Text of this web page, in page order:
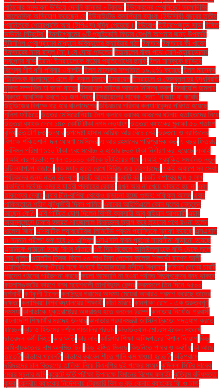
পাঠানোর সম্ভাবনা উড়িয়ে দেননি কানাডা - ট্রুডো ইউক্রেনের প্রেসিডেন্ট ভলোদিমির
জেলেনস্কি অভিযোগ করেছেন যে ইউনাইটেড কমার্শিয়াল ব্যাংক (ইউসিবি) বছরের তৃতীয়
প্রান্তিকে শেয়ারপ্রতি আয় (ইপিএস) বৃদ্ধি পেয়েছে। ইউরোপ ইউরোপজুড়ে সাড়া ইঙ্গিত
ডাউনিং স্ট্রিটের" ইনস্টাগ্রামের ৬টি প্রাইভেসি ফিচার যেগুলি আপনার জন্য উপকারী
ইন্টার্নশিপ প্রোগ্রামের মাধ্যমে ভবিষ্যতের ক্যারিয়ার গঠন ইফতার ইফতারে কী খাবেন
ইফতারের সময় রাসুল (সা.) যে দোয়া পড়তেন ইয়ামালের বাঁকা পথে মেসি-ম্যারাডোনার
স্বপ্নের বাড়ি ইরান: ইসরায়েলকে কঠোর প্রতিশোধের হুমকি ইলন মাস্ককে ছাড়িয়ে
বিশ্বের শীর্ষ ধনী পরিবার ওয়ালটন ইলন মাস্কের সম্পত্তি ১৯.২% কমেছে ইলন মাস্কের
স্টারলিংক বাংলাদেশে এলে কী সুফল মিলবে ইসরায়েল ইসরায়েল ও হেজবুল্লাহর যুদ্ধবিরতি
চুক্তি সম্পর্কিত যা জানা যাচ্ছে ইসরায়েল মাইকে আজান নিষিদ্ধ করল ইসরায়েলি হামলায়
বৈরুতে আবাসিক ভবনে ১১ জন নিহত ইসরায়েলের সাবেক সেনা: 'গাজায় যা করেছি
উইন্ডিজের বিপক্ষে বড় হার বাংলাদেশের উড়িরচরে পরিবার কল্যাণকেন্দ্র পরিণত হয়েছে
পুলিশ ফাঁড়িতে উত্তর মেসিডোনিয়ায় নৈশ ক্লাবে ভয়াবহ আগুনের ঘটনায় হতাহতদের নিয়ে
উত্তরা ব্যাংক দেবে ১৪৫ কোটি টাকা নগদ লভ্যাংশ উত্তরা ব্যাংকের মুনাফা ৫০ শতাংশ
বৃদ্ধি উত্তীর্ণ ৮৩ উদ্ধার উপদেষ্টা হাসান আরিফ আর বেঁচে নেই উরুগুয়ে ও ব্রাজিলের
বিপক্ষে শক্তিশালী দল ঘোষণা মেসিদের এ আর রহমানের পারিশ্রমিক কত এ বছর ফিতরার
সর্বনিম্ন পরিমাণ ১১০ টাকা এবং সর্বোচ্চ ২ হাজার ৮০৫ টাকা নির্ধারণ করা হয়েছে এআই
এআই এর প্রভাব: গুগল ৩০০০০ কর্মীকে ছাঁটাইয়ের পথে এআই প্রযুক্তি সম্বলিত নতুন
দুটি ল্যাপটপ বাজারে এক ম্যাচ হাতে রেখে সিরিজ জয় টাইগারদের একই অ্যাপে সব সেবা:
পর্যটকদের জন্য নতুন উদ্যোগ একটি আন্দোলন একটি বই একটি বার্গারের দাম ৫ লাখ
একদিনে সর্বোচ্চ ওমরাহ যাত্রী প্রবাহের রেকর্ড এখন আর না খেয়ে থাকতে হয় না এবং
তারুণ্যের দ্রোহ এবার চীন-রাশিয়া থেকেও ছড়ানো হচ্ছে গুজব: শফিকুল আলম এবার
পাকিস্তানে শহীদ বুদ্ধিজীবী দিবস পালিত এবারের আইপিএলে কোন দলের নেতৃত্বে
আছেন কে?. এবি পার্টিতে যোগ দিলেন বিশিষ্ট ব্যবসায়ী আবু রাইয়ান আশয়ারী এয়ার
অ্যাম্বুলেন্সে ঢাকার হজরত শাহজালাল বিমানবন্দর ত্যাগ করে লন্ডনের পথে রওনা হলেন
খালেদা জিয়া এশিয়াটিক ল্যাবরেটরিজ লিমিটেড প্রথম প্রান্তিকে মুনাফা করেছে এসএসসি
ও সমমান পরীক্ষা শুরু হবে ১০ এপ্রিল এসএসসি ফরম পূরণের সময়সীমা বাড়ানো হয়েছে
এ্যানিকে পাঠানো হচ্ছে বিশ্ব সাঁতারে ওই দিন বিকেলে অলিউল্লাহকে বাড়ি থেকে তুলে
নেয় পুলিশ ওয়ালটন ফ্রিজ কিনে ২০ লাখ টাকা পেলেন কলেজ শিক্ষার্থী রাশেদ আলী
ওয়াশিংটনে হেলিকপ্টারের সঙ্গে সংঘর্ষে উড়োজাহাজ নদীতে বিধ্বস্ত কমিশন দেশের চারটি
প্রদেশ গঠনের পরিকল্পনা করছে কয়লা আমদানি না হওয়া পর্যন্ত বিদ্যুৎকেন্দ্র বন্ধ থাকবে
কয়লাসঙ্কটের কারণে বন্ধ মহেশখালী তাপবিদ্যুৎ কেন্দ্র করমজলে তিন দিনে ৭৫০০
দর্শনার্থী কর্ণফুলী টানেল কলসিন্দুর গ্রামের অদম্য মেয়েরা আবারও প্রমাণ করেছে তাদের
দক্ষতা কলাম্বিয়া বিশ্ববিদ্যালয়ের শিক্ষার্থী কাঁচা মরিচে কানপাকা রোগ - এক গুরুত্বপুর্ণ
সমস্যা কানাডাকে যুক্তরাষ্ট্রের অঙ্গরাজ্য হতে বললেন ট্রাম্প কানাডায় নিখোঁজ প্রবাসী
বাংলাদেশি শিক্ষার্থীর মরদেহ উদ্ধার কানাডার প্রধানমন্ত্রী জাস্টিন ট্রুডো পদত্যাগ করতে
যাচ্ছেন কান্ট ও হিউমের দর্শনে গাজালির প্রভাব কাভার্ডভ্যান-মোটরসাইকেল সংঘর্ষে
ছাত্রদল কর্মী নিহত কার ক্ষতি কার লাভ কারিগরি শিক্ষা অধিদপ্তরে বিশাল নিয়োগ কিছু
অধিনায়কত্বের নাম অনুমিত ছিল কিছু ইঙ্গিত মিলছে কিডনিতে পাথর ও করণীয় কী আছে
তাতে? কীভাবে খাবেন? কীভাবে বুঝবেন শীতে পানি কম খাওয়া হচ্ছে? কুড়িগ্রামে
দরিদ্রদের চাল বিতরণের তালিকা নিয়ে বিএনপির দুই পক্ষের সংঘর্ষ কুমিল্লা সিটির সাবেক
মেয়র সূচনার জমি কুয়েটে ভর্তি পরীক্ষা উপলক্ষে বিমানের বিশেষ ফ্লাইট কৃত্রিম বুদ্ধিমত্তা
কৃষক কেন্দ্রীয় ব্যাংকের নির্দেশনায় ট্রেজারি বিল ও বন্ড কেনায় ব্যাংকের ফি ও চার্জ